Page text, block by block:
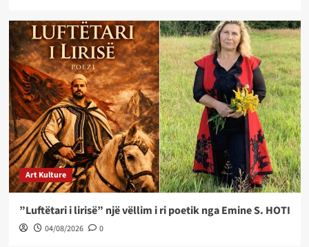
Art Kulture
”Luftëtari i lirisë” një vëllim i ri poetik nga Emine S. HOTI
04/08/2026 0